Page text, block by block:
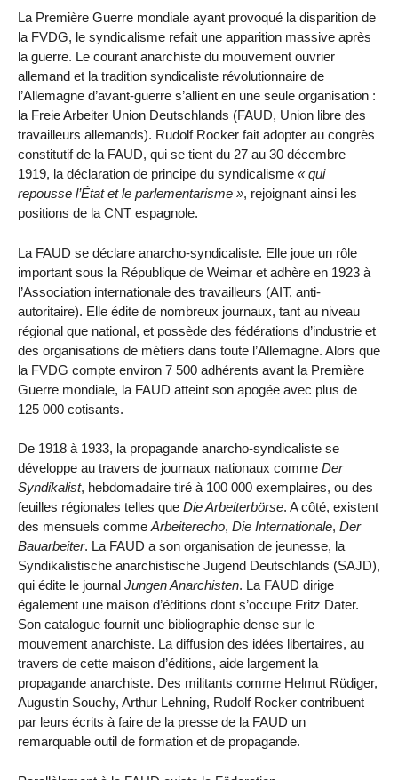
La Première Guerre mondiale ayant provoqué la disparition de
la FVDG, le syndicalisme refait une apparition massive après
la guerre. Le courant anarchiste du mouvement ouvrier
allemand et la tradition syndicaliste révolutionnaire de
l’Allemagne d’avant-guerre s’allient en une seule organisation :
la Freie Arbeiter Union Deutschlands (FAUD, Union libre des
travailleurs allemands). Rudolf Rocker fait adopter au congrès
constitutif de la FAUD, qui se tient du 27 au 30 décembre
1919, la déclaration de principe du syndicalisme
qui
repousse l’État et le parlementarisme
, rejoignant ainsi les
positions de la CNT espagnole.
La FAUD se déclare anarcho-syndicaliste. Elle joue un rôle
important sous la République de Weimar et adhère en 1923 à
l’Association internationale des travailleurs (AIT, anti-
autoritaire). Elle édite de nombreux journaux, tant au niveau
régional que national, et possède des fédérations d’industrie et
des organisations de métiers dans toute l’Allemagne. Alors que
la FVDG compte environ 7 500 adhérents avant la Première
Guerre mondiale, la FAUD atteint son apogée avec plus de
125 000 cotisants.
De 1918 à 1933, la propagande anarcho-syndicaliste se
développe au travers de journaux nationaux comme Der
Syndikalist, hebdomadaire tiré à 100 000 exemplaires, ou des
feuilles régionales telles que Die Arbeiterbörse. A côté, existent
des mensuels commeArbeiterecho, Die Internationale, Der
Bauarbeiter. La FAUD a son organisation de jeunesse, la
Syndikalistische anarchistische Jugend Deutschlands (SAJD),
qui édite le journal Jungen Anarchisten. La FAUD dirige
également une maison d’éditions dont s’occupe Fritz Dater.
Son catalogue fournit une bibliographie dense sur le
mouvement anarchiste. La diffusion des idées libertaires, au
travers de cette maison d’éditions, aide largement la
propagande anarchiste. Des militants comme Helmut Rüdiger,
Augustin Souchy, Arthur Lehning, Rudolf Rocker contribuent
par leurs écrits à faire de la presse de la FAUD un
remarquable outil de formation et de propagande.